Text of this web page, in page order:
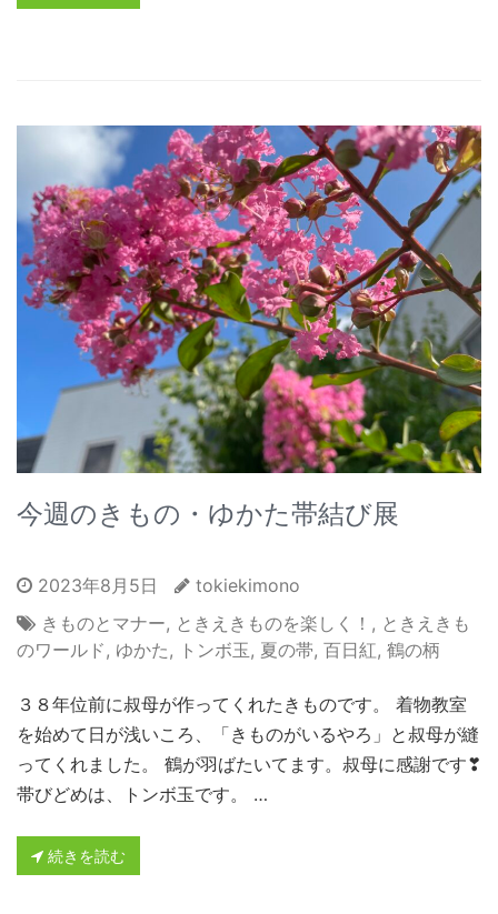
今週のきもの・ゆかた帯結び展
2023年8月5日
tokiekimono
きものとマナー, ときえきものを楽しく！ , ときえきも
のワールド, ゆかた, トンボ玉, 夏の帯, 百日紅, 鶴の柄
３８年位前に叔母が作ってくれたきものです。 着物教室
を始めて日が浅いころ、「きものがいるやろ」と叔母が縫
ってくれました。 鶴が羽ばたいてます。叔母に感謝です❣
帯びどめは、トンボ玉です。 …
続きを読む